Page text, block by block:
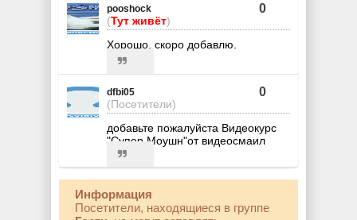
pooshock
(Тут живёт)
0
Хорошо, скоро добавлю.
dfbi05
(Посетители)
0
добавьте пожалуйста Видеокурс
"Супер Моушн"от видеосмаил
Информация
Посетители, находящиеся в группе